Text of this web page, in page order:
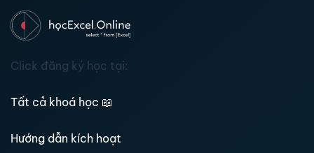
Click đăng ký học tại:
Tất cả khoá học 📖
Hướng dẫn kích hoạt